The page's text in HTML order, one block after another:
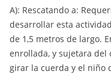
A): Rescatando a:
desarrollar esta
de 1,5 metros de largo.
enrollada, y sujetara del
girar la cuerda y el niño